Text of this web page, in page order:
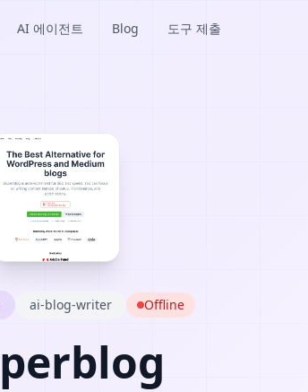
AI 에이전트 Blog 도구 제출
ai-blog-writer Offline